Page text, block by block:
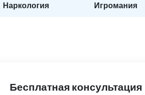
Наркология Игромания
Бесплатная консультация